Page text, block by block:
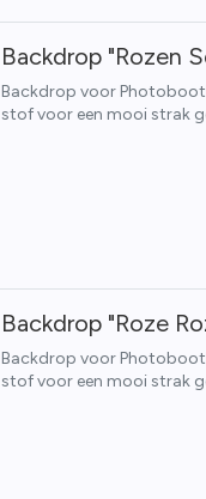
Backdrop "Rozen
Backdrop voor
stof voor een mooi strak
Backdrop "Roze
Backdrop voor
stof voor een mooi strak